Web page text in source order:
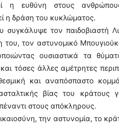
η ευθύνη στους
η δράση του κυκλώματος.
συγκάλυψε τον παιδοβιαστή
τον αστυνομικό
ουσιαστικά τα
τόσες άλλες αμέτρητες
και αναπόσπαστο
βίας του κράτους
στους απόκληρους.
την αστυνομία, το